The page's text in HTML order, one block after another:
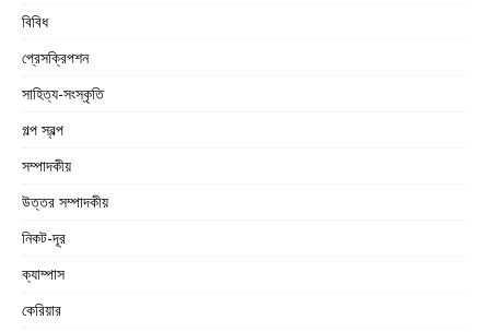
বিবিধ
প্রেসক্রিপশন
সাহিত্য-সংস্কৃতি
গল্প স্বল্প
সম্পাদকীয়
উত্তর সম্পাদকীয়
নিকট-দূর
ক্যাম্পাস
কেরিয়ার